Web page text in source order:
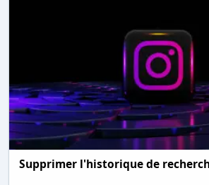
Supprimer l'historique de